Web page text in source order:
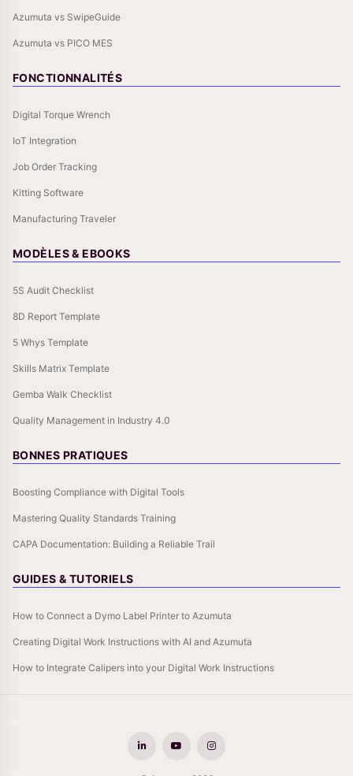
Azumuta vs SwipeGuide
Azumuta vs PICO MES
FONCTIONNALITÉS
Digital Torque Wrench
IoT Integration
Job Order Tracking
Kitting Software
Manufacturing Traveler
MODÈLES & EBOOKS
5S Audit Checklist
8D Report Template
5 Whys Template
Skills Matrix Template
Gemba Walk Checklist
Quality Management in Industry 4.0
BONNES PRATIQUES
Boosting Compliance with Digital Tools
Mastering Quality Standards Training
CAPA Documentation: Building a Reliable Trail
GUIDES & TUTORIELS
How to Connect a Dymo Label Printer to Azumuta
Creating Digital Work Instructions with AI and Azumuta
How to Integrate Calipers into your Digital Work Instructions